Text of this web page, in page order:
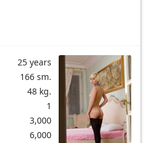
25 years
166 sm.
48 kg.
1
3,000
6,000